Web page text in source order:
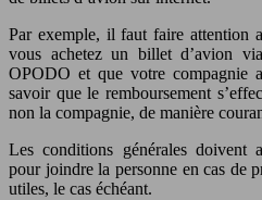
Par exemple, il faut faire attention
vous achetez un billet d’avion
OPODO et que votre compagnie
savoir que le remboursement
non la compagnie, de manière
Les conditions générales doivent
pour joindre la personne en cas de
utiles, le cas échéant.